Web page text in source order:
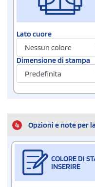
Lato cuore
Dimensione di stampa
4 Opzioni e note per
COLORE DI
INSERIRE